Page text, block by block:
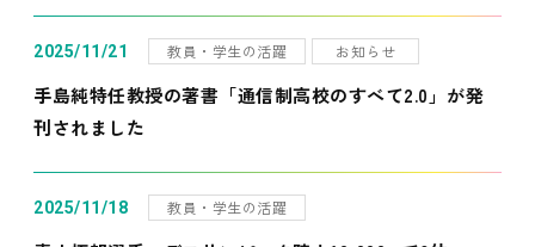
2025/11/21 教員・学生の活躍 お知らせ
手島純特任教授の著書「通信制高校のすべて2.0」が発
刊されました
2025/11/18 教員・学生の活躍